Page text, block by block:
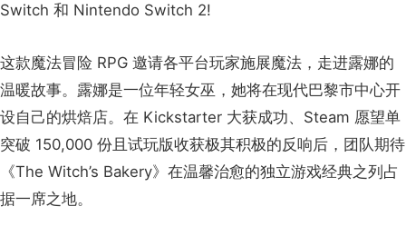
Switch 和 Nintendo Switch 2!
这款魔法冒险 RPG 邀请各平台玩家施展魔法，走进露娜的
温暖故事。露娜是一位年轻女巫，她将在现代巴黎市中心开
设自己的烘焙店。在 Kickstarter 大获成功、Steam 愿望单
突破 150,000 份且试玩版收获极其积极的反响后，团队期待
《The Witch’s Bakery》在温馨治愈的独立游戏经典之列占
据一席之地。